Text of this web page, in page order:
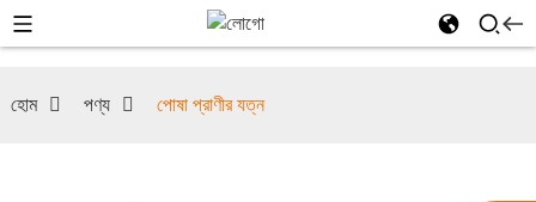
হোম পণ্য পোষা প্রাণীর যত্ন